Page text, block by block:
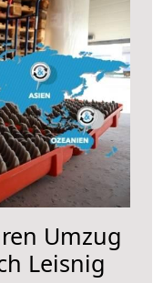
Umzug
Leisnig